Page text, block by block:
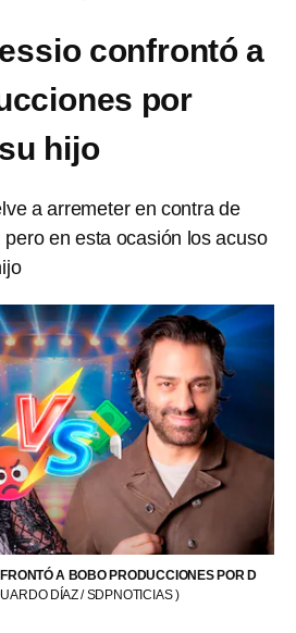
confrontó a
por
hijo
a arremeter en contra de
en esta ocasión los acuso
A BOBO PRODUCCIONES POR D
DÍAZ / SDPNOTICIAS )